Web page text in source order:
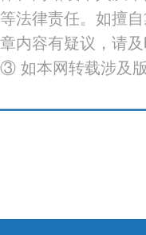
等法律责任。如擅
章内容有疑议，请及
③ 如本网转载涉及